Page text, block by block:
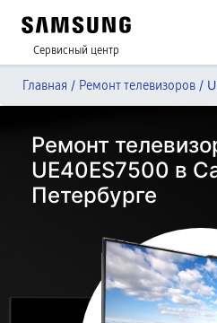
Сервисный центр
Главная / Ремонт телевизоров /
Ремонт
UE40ES7500 в
Петербурге